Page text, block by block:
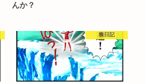
んか？
株日記